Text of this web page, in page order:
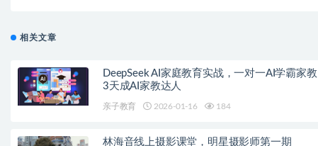
相关文章
DeepSeek AI家庭教育实战，一对一AI学霸家教
3天成AI家教达人
亲子教育 2026-01-16 184
林海音线上摄影课堂，明星摄影师第一期